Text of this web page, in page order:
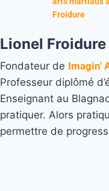
Froidure
Lionel Froidure
Fondateur de Imagin'
Professeur diplômé
Enseignant au
pratiquer. Alors
permettre de